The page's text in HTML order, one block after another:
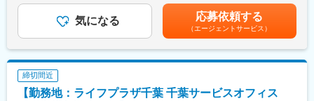
【期間の定め】無
【初任給月額】231,000円
サービスコーディネーター(サービスサポートスタッフ)の採用募集
に際し、当社が応募者の方々より取得した個人情報につきまして
は、当社採用募集に関する業務にのみ使用させていただきます。
は、職務内容欄参照。賃金はあくまでも目安の金額であり、選考
を通じて上下する可能性があります。月給(月額)は固定手当を含め
た表記です。
気になる 応募依頼する
（エージェントサービス）
締切間近
【勤務地：ライフプラザ千葉 千葉サービスオフィス